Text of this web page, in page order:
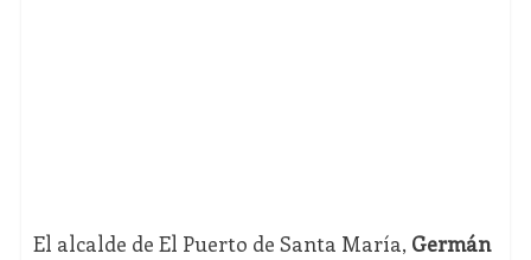
El alcalde de El Puerto de Santa María, Germán